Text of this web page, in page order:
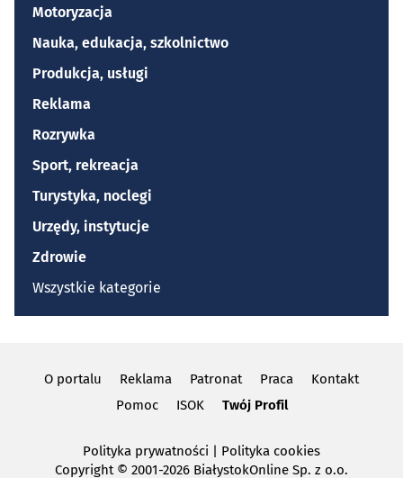
Motoryzacja
Nauka, edukacja, szkolnictwo
Produkcja, usługi
Reklama
Rozrywka
Sport, rekreacja
Turystyka, noclegi
Urzędy, instytucje
Zdrowie
Wszystkie kategorie
O portalu Reklama Patronat Praca
Kontakt
Pomoc
ISOK Twój Profil
Polityka prywatności | Polityka cookies
Copyright © 2001-2026 BiałystokOnline Sp. z o.o.